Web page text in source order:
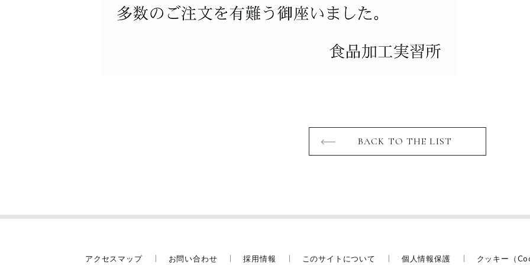
BACK TO THE LIST
アクセスマップ お問い合わせ 採用情報 このサイトについて 個人情報保護 クッキー（